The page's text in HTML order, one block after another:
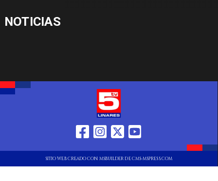
NOTICIAS
SITIO WEB CREADO CON MSBUILDER DE CMS-MSPRESS.COM